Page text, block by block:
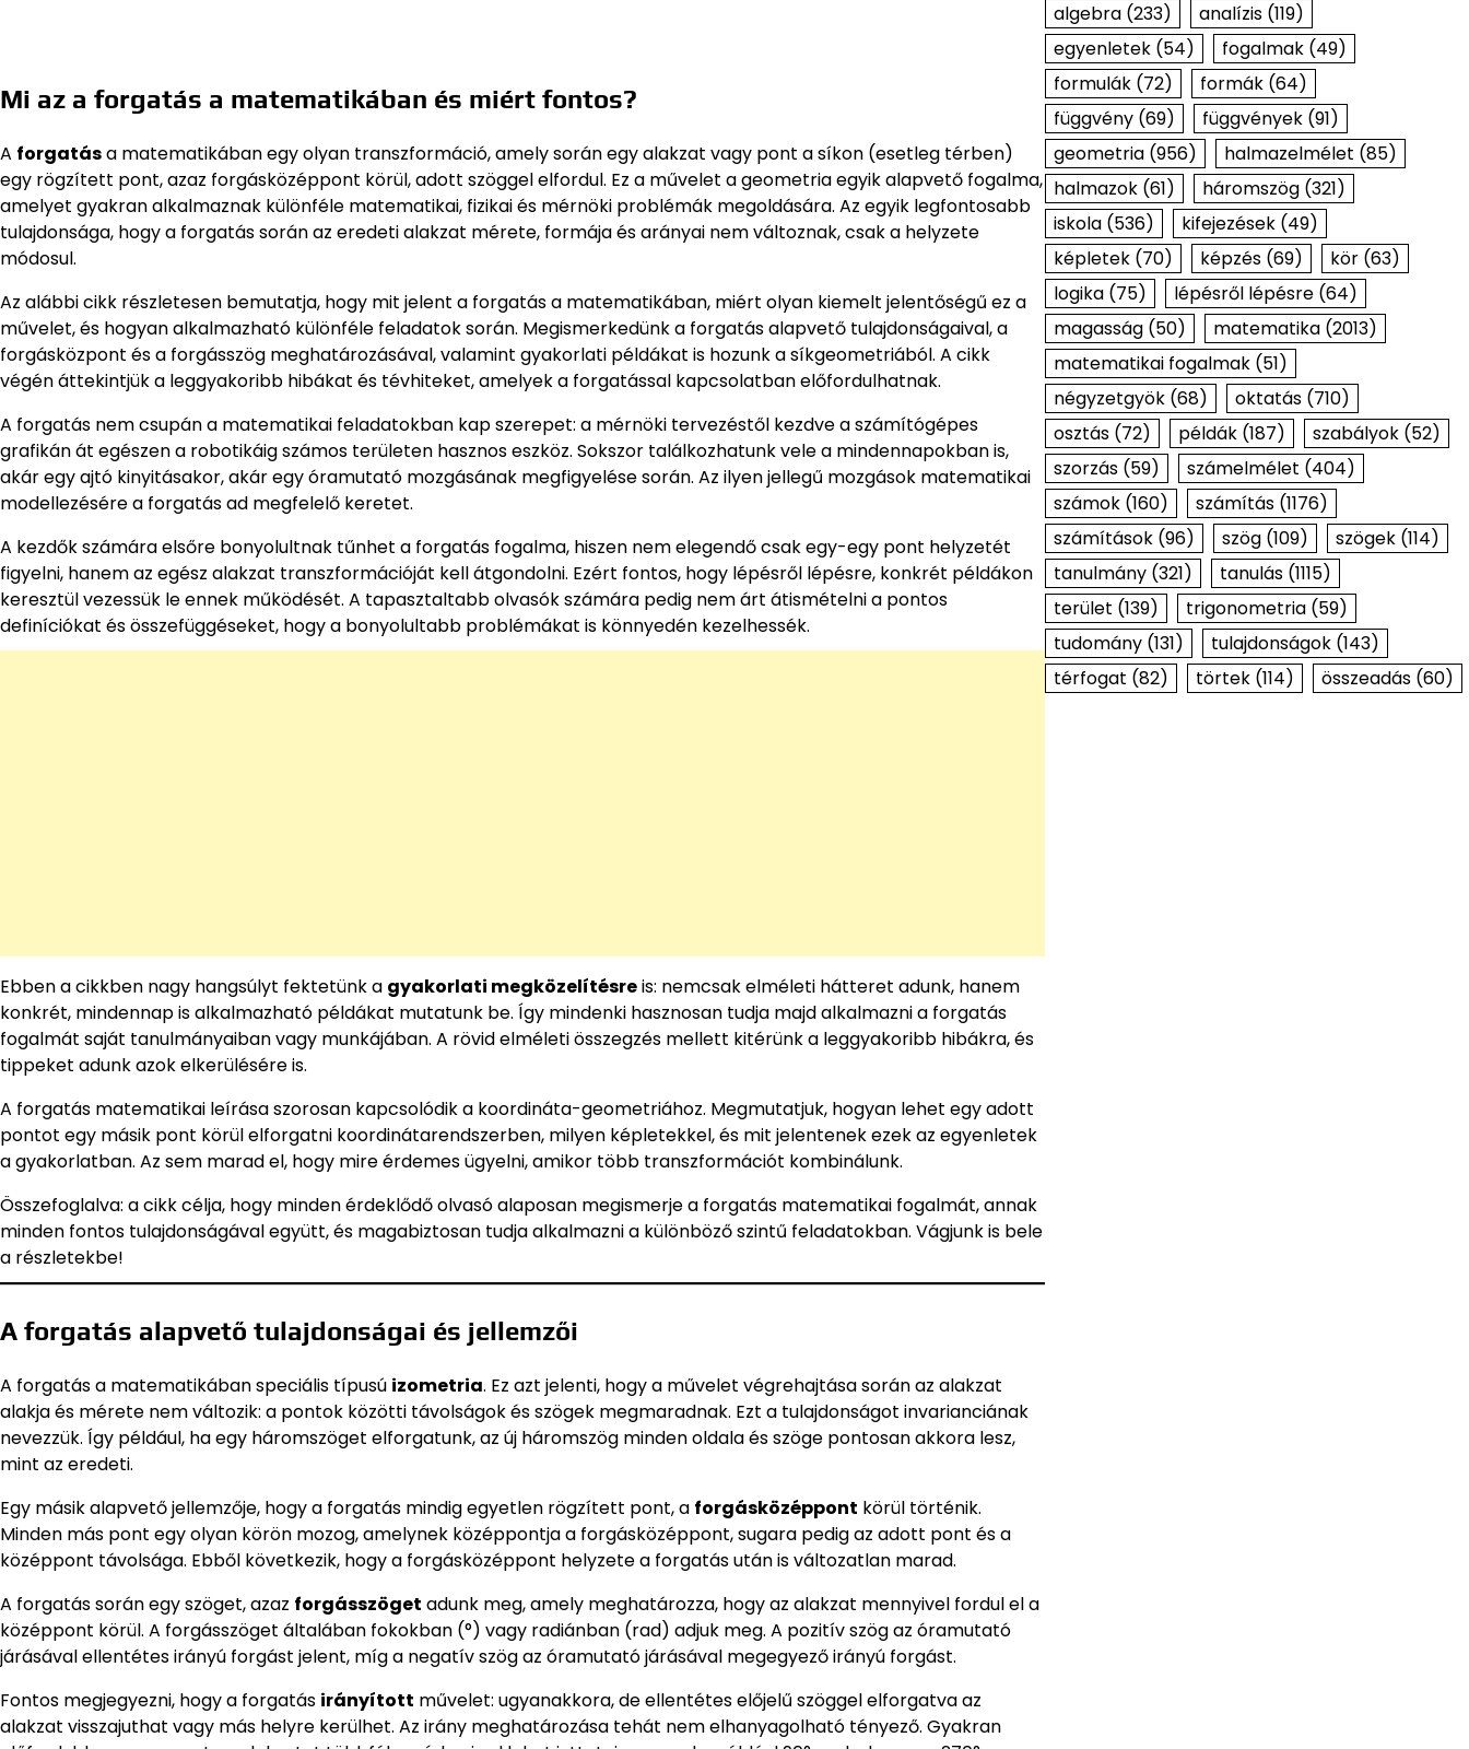
Mi az a forgatás a matematikában és miért fontos?
A forgatása matematikában egy olyan transzformáció, amely során egy alakzat vagy pont a síkon (esetleg térben)
egy rögzített pont, azaz forgásközéppont körül, adott szöggel elfordul. Ez a művelet a geometria egyik alapvető fogalma,
amelyet gyakran alkalmaznak különféle matematikai, fizikai és mérnöki problémák megoldására. Az egyik legfontosabb
tulajdonsága, hogy a forgatás során az eredeti alakzat mérete, formája és arányai nem változnak, csak a helyzete
módosul.
Az alábbi cikk részletesen bemutatja, hogy mit jelent a forgatás a matematikában, miért olyan kiemelt jelentőségű ez a
művelet, és hogyan alkalmazható különféle feladatok során. Megismerkedünk a forgatás alapvető tulajdonságaival, a
forgásközpont és a forgásszög meghatározásával, valamint gyakorlati példákat is hozunk a síkgeometriából. A cikk
végén áttekintjük a leggyakoribb hibákat és tévhiteket, amelyek a forgatással kapcsolatban előfordulhatnak.
A forgatás nem csupán a matematikai feladatokban kap szerepet: a mérnöki tervezéstől kezdve a számítógépes
grafikán át egészen a robotikáig számos területen hasznos eszköz. Sokszor találkozhatunk vele a mindennapokban is,
akár egy ajtó kinyitásakor, akár egy óramutató mozgásának megfigyelése során. Az ilyen jellegű mozgások matematikai
modellezésére a forgatás ad megfelelő keretet.
A kezdők számára elsőre bonyolultnak tűnhet a forgatás fogalma, hiszen nem elegendő csak egy-egy pont helyzetét
figyelni, hanem az egész alakzat transzformációját kell átgondolni. Ezért fontos, hogy lépésről lépésre, konkrét példákon
keresztül vezessük le ennek működését. A tapasztaltabb olvasók számára pedig nem árt átismételni a pontos
definíciókat és összefüggéseket, hogy a bonyolultabb problémákat is könnyedén kezelhessék.
Ebben a cikkben nagy hangsúlyt fektetünk a gyakorlati megközelítésreis: nemcsak elméleti hátteret adunk, hanem
konkrét, mindennap is alkalmazható példákat mutatunk be. Így mindenki hasznosan tudja majd alkalmazni a forgatás
fogalmát saját tanulmányaiban vagy munkájában. A rövid elméleti összegzés mellett kitérünk a leggyakoribb hibákra, és
tippeket adunk azok elkerülésére is.
A forgatás matematikai leírása szorosan kapcsolódik a koordináta-geometriához. Megmutatjuk, hogyan lehet egy adott
pontot egy másik pont körül elforgatni koordinátarendszerben, milyen képletekkel, és mit jelentenek ezek az egyenletek
a gyakorlatban. Az sem marad el, hogy mire érdemes ügyelni, amikor több transzformációt kombinálunk.
Összefoglalva: a cikk célja, hogy minden érdeklődő olvasó alaposan megismerje a forgatás matematikai fogalmát, annak
minden fontos tulajdonságával együtt, és magabiztosan tudja alkalmazni a különböző szintű feladatokban. Vágjunk is bele
a részletekbe!
A forgatás alapvető tulajdonságai és jellemzői
A forgatás a matematikában speciális típusú izometria. Ez azt jelenti, hogy a művelet végrehajtása során az alakzat
alakja és mérete nem változik: a pontok közötti távolságok és szögek megmaradnak. Ezt a tulajdonságot invarianciának
nevezzük. Így például, ha egy háromszöget elforgatunk, az új háromszög minden oldala és szöge pontosan akkora lesz,
mint az eredeti.
Egy másik alapvető jellemzője, hogy a forgatás mindig egyetlen rögzített pont, a forgásközéppont körül történik.
Minden más pont egy olyan körön mozog, amelynek középpontja a forgásközéppont, sugara pedig az adott pont és a
középpont távolsága. Ebből következik, hogy a forgásközéppont helyzete a forgatás után is változatlan marad.
A forgatás során egy szöget, azaz forgásszöget adunk meg, amely meghatározza, hogy az alakzat mennyivel fordul el a
középpont körül. A forgásszöget általában fokokban (°) vagy radiánban (rad) adjuk meg. A pozitív szög az óramutató
járásával ellentétes irányú forgást jelent, míg a negatív szög az óramutató járásával megegyező irányú forgást.
Fontos megjegyezni, hogy a forgatás irányított művelet: ugyanakkora, de ellentétes előjelű szöggel elforgatva az
alakzat visszajuthat vagy más helyre kerülhet. Az irány meghatározása tehát nem elhanyagolható tényező. Gyakran
algebra(233) analízis(119)
egyenletek(54) fogalmak(49)
formulák(72) formák(64)
függvény(69) függvények(91)
geometria(956) halmazelmélet (85)
halmazok(61) háromszög(321)
iskola(536) kifejezések(49)
képletek(70) képzés(69) kör(63)
logika(75) lépésről lépésre(64)
magasság(50) matematika(2013)
matematikai fogalmak(51)
négyzetgyök(68) oktatás(710)
osztás(72) példák(187) szabályok(52)
szorzás(59) számelmélet (404)
számok(160) számítás(1176)
számítások(96) szög(109) szögek(114)
tanulmány(321) tanulás(1115)
terület (139) trigonometria(59)
tudomány(131) tulajdonságok(143)
térfogat (82) törtek(114) összeadás(60)